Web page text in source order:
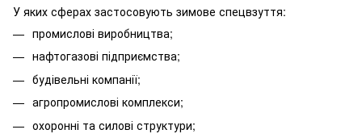
У яких сферах застосовують зимове спецвзуття:
промислові виробництва;
нафтогазові підприємства;
будівельні компанії;
агропромислові комплекси;
охоронні та силові структури;